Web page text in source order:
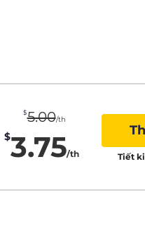
$5.00/th
$3.75/th Tiết